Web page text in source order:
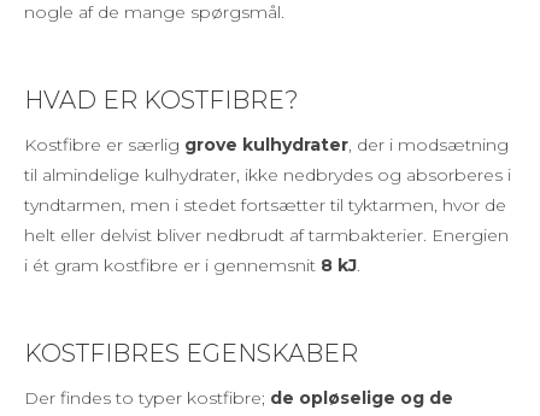
nogle af de mange spørgsmål.
HVAD ER KOSTFIBRE?
Kostfibre er særlig grove kulhydrater, der i modsætning
til almindelige kulhydrater, ikke nedbrydes og absorberes i
tyndtarmen, men i stedet fortsætter til tyktarmen, hvor de
helt eller delvist bliver nedbrudt af tarmbakterier. Energien
i ét gram kostfibre er i gennemsnit 8 kJ.
KOSTFIBRES EGENSKABER
Der findes to typer kostfibre; de opløselige og de